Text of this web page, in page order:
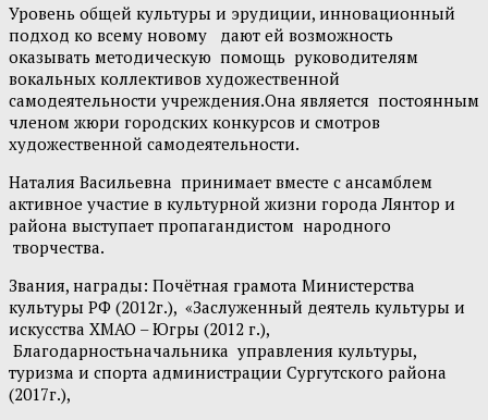
Уровень общей культуры и эрудиции, инновационный
подход ко всему новому дают ей возможность
оказывать методическую помощь руководителям
вокальных коллективов художественной
самодеятельности учреждения.Она является постоянным
членом жюри городских конкурсов и смотров
художественной самодеятельности.
Наталия Васильевна принимает вместе с ансамблем
активное участие в культурной жизни города Лянтор и
района выступает пропагандистом народного
творчества.
Звания, награды: Почётная грамота Министерства
культуры РФ (2012г.), «Заслуженный деятель культуры и
искусства ХМАО – Югры (2012 г.),
Благодарностьначальника управления культуры,
туризма и спорта администрации Сургутского района
(2017г.),